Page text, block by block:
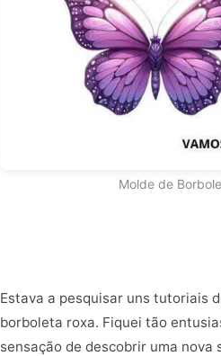
Molde de
Estava a pesquisar uns tutoriais
borboleta roxa. Fiquei tão
sensação de descobrir uma